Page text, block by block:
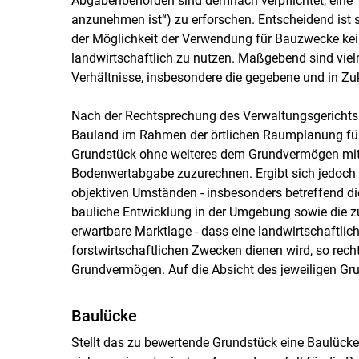
anzunehmen ist“) zu erforschen. Entscheidend
der Möglichkeit der Verwendung für Bauzwecke
landwirtschaftlich zu nutzen. Maßgebend sind
Verhältnisse, insbesondere die gegebene und in
Nach der Rechtsprechung des
Bauland im Rahmen der örtlichen Raumplanung
Grundstück ohne weiteres dem Grundvermögen
Bodenwertabgabe zuzurechnen. Ergibt sich
objektiven Umständen - insbesonders betreffend
bauliche Entwicklung in der Umgebung sowie die
erwartbare Marktlage - dass eine
forstwirtschaftlichen Zwecken dienen wird, so
Grundvermögen. Auf die Absicht des jeweiligen
Baulücke
Stellt das zu bewertende Grundstück eine